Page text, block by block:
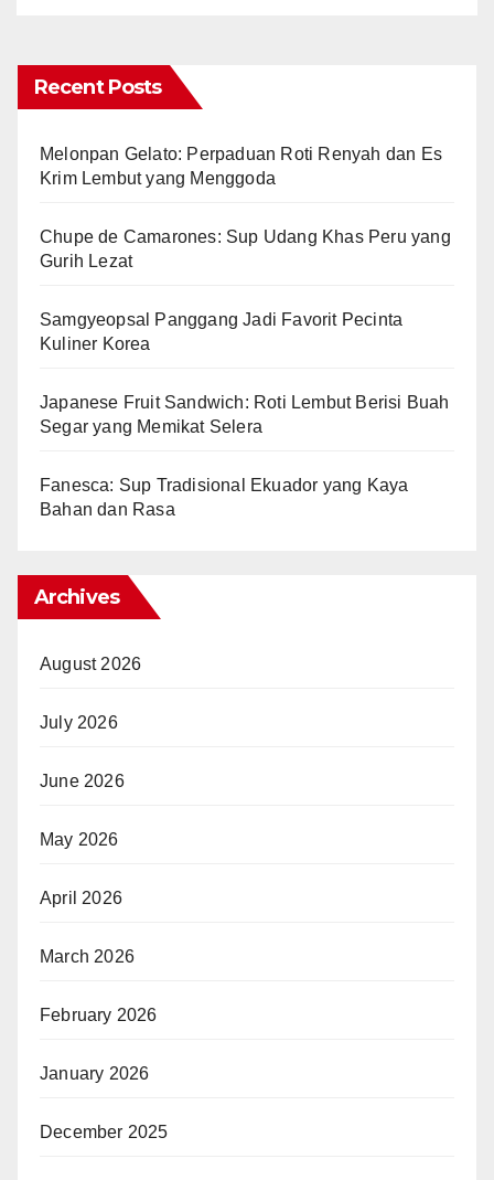
Recent Posts
Melonpan Gelato: Perpaduan Roti Renyah dan Es
Krim Lembut yang Menggoda
Chupe de Camarones: Sup Udang Khas Peru yang
Gurih Lezat
Samgyeopsal Panggang Jadi Favorit Pecinta
Kuliner Korea
Japanese Fruit Sandwich: Roti Lembut Berisi Buah
Segar yang Memikat Selera
Fanesca: Sup Tradisional Ekuador yang Kaya
Bahan dan Rasa
Archives
August 2026
July 2026
June 2026
May 2026
April 2026
March 2026
February 2026
January 2026
December 2025